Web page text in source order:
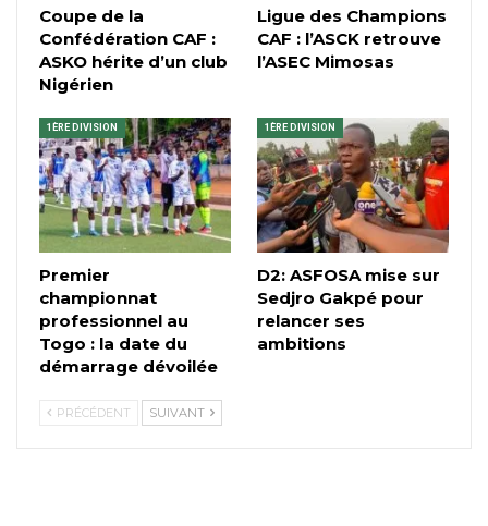
Coupe de la
Confédération CAF :
ASKO hérite d’un club
Nigérien
Ligue des Champions
CAF : l’ASCK retrouve
l’ASEC Mimosas
1ÈRE DIVISION
Premier
championnat
professionnel au
Togo : la date du
démarrage dévoilée
1ÈRE DIVISION
D2: ASFOSA mise sur
Sedjro Gakpé pour
relancer ses
ambitions
PRÉCÉDENT SUIVANT